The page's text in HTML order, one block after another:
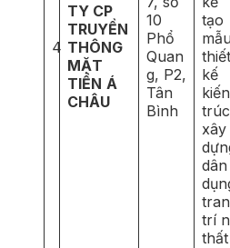
4
TY CP
TRUYỀN
THÔNG
MẶT
TIỀN Á
CHÂU
10
Phổ
Quan
g, P2,
Tân
Bình
tạo
thiết
kế
kiến
xây
dân
trí
thất